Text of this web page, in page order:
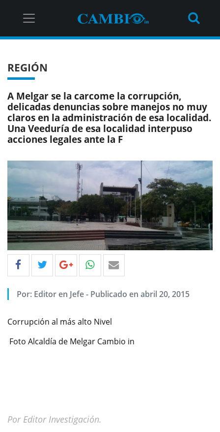
REGIÓN
A Melgar se la carcome la corrupción,
delicadas denuncias sobre manejos no muy
claros en la administración de esa localidad.
Una Veeduría de esa localidad interpuso
acciones legales ante la F
Por: Editor en Jefe - Publicado en abril 20, 2015
Corrupción al más alto Nivel
Foto Alcaldía de Melgar Cambio in
Por Editor Investigación.